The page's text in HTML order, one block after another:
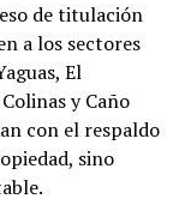
de titulación
a los sectores
El
y Caño
con el respaldo
sino